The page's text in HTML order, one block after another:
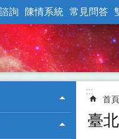
詢 陳情系統 常見問答
:::
首頁
臺